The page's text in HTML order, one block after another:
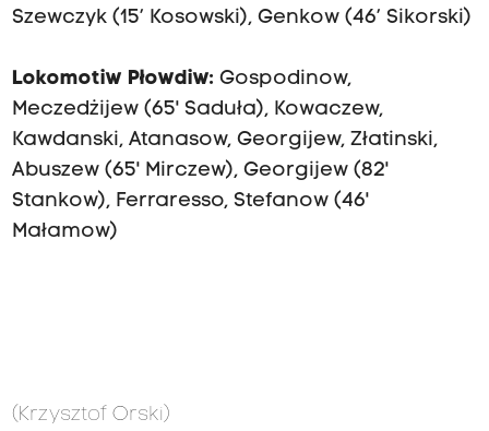
Szewczyk (15’ Kosowski), Genkow (46’ Sikorski)
Lokomotiw Płowdiw: Gospodinow,
Meczedżijew (65' Saduła), Kowaczew,
Kawdanski, Atanasow, Georgijew, Złatinski,
Abuszew (65' Mirczew), Georgijew (82'
Stankow), Ferraresso, Stefanow (46'
Małamow)
(Krzysztof Orski)